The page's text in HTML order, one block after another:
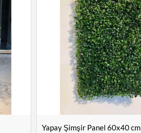
Yapay Şimşir Panel 60x40 cm